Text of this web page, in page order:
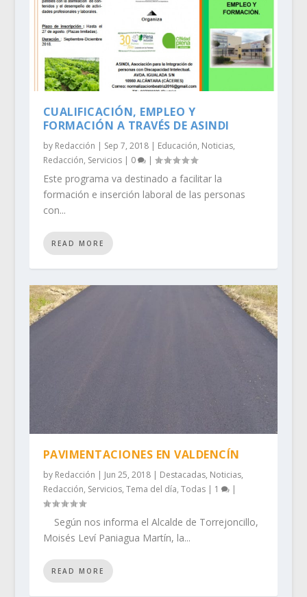
CUALIFICACIÓN, EMPLEO Y
FORMACIÓN A TRAVÉS DE ASINDI
by Redacción | Sep 7, 2018| Educación, Noticias,
Redacción, Servicios| 0 |
Este programa va destinado a facilitar la
formación e inserción laboral de las personas
con...
READ MORE
PAVIMENTACIONES EN VALDENCÍN
by Redacción | Jun 25, 2018| Destacadas, Noticias,
Redacción, Servicios, Tema del día, Todas| 1 |
Según nos informa el Alcalde de Torrejoncillo,
Moisés Leví Paniagua Martín, la...
READ MORE